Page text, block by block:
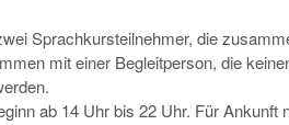
Sprachkursteilnehmer, die
mit einer Begleitperson, die
ab 14 Uhr bis 22 Uhr. Für Ankunft